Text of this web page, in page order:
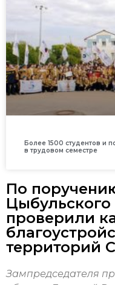
Более 1500 студентов и
в трудовом семестре
По
проверили
территорий
Зампредседателя